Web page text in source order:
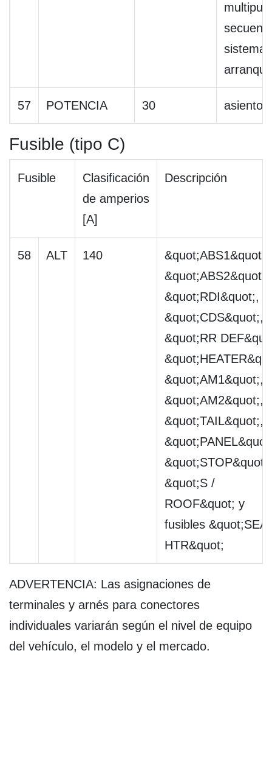
sistema
arranque
57 POTENCIA 30 asiento
Fusible (tipo C)
Fusible
Clasificación
de amperios
[A]
Descripción
58 ALT 140
&quot;ABS1&quot;,
&quot;ABS2&quot;,
&quot;RDI&quot;,
&quot;CDS&quot;,
&quot;RR
&quot;AM1&quot;,
&quot;AM2&quot;,
&quot;TAIL&quot;,
&quot;STOP&quot;,
&quot;S /
ROOF&quot; y
fusibles
HTR&quot;
ADVERTENCIA: Las asignaciones de
terminales y arnés para conectores
individuales variarán según el nivel de equipo
del vehículo, el modelo y el mercado.